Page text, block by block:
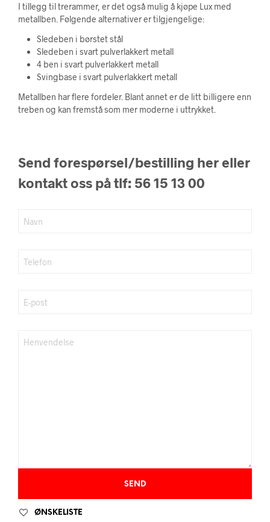
I tillegg til trerammer, er det også mulig å kjøpe Lux med
metallben. Følgende alternativer er tilgjengelige:
Sledeben i børstet stål
Sledeben i svart pulverlakkert metall
4 ben i svart pulverlakkert metall
Svingbase i svart pulverlakkert metall
Metallben har flere fordeler. Blant annet er de litt billigere enn
treben og kan fremstå som mer moderne i uttrykket.
Send forespørsel/bestilling her eller
kontakt oss på tlf: 56 15 13 00
ØNSKELISTE